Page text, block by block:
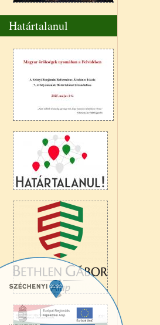
Határtalanul